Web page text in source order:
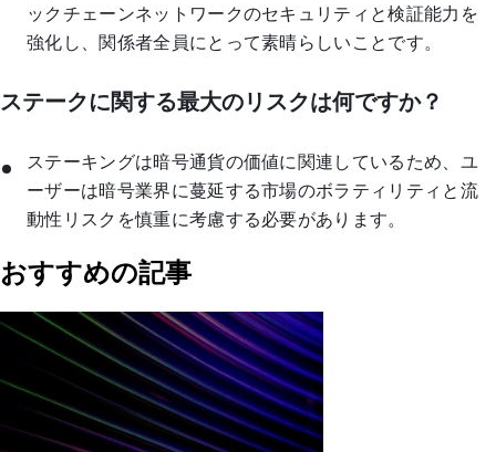
ックチェーンネットワークのセキュリティと検証能力を
強化し、関係者全員にとって素晴らしいことです。
ステークに関する最大のリスクは何ですか？
ステーキングは暗号通貨の価値に関連しているため、ユ
ーザーは暗号業界に蔓延する市場のボラティリティと流
動性リスクを慎重に考慮する必要があります。
おすすめの記事